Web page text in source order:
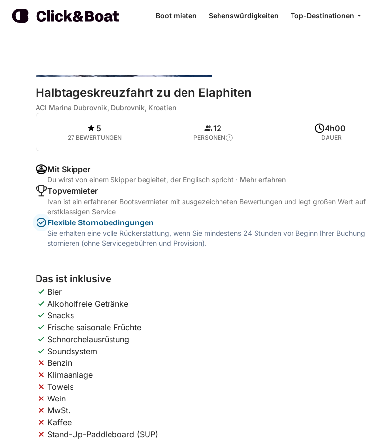
Boot mieten Sehenswürdigkeiten Top-Destinationen
Halbtageskreuzfahrt zu den Elaphiten
ACI Marina Dubrovnik, Dubrovnik, Kroatien
5
27 BEWERTUNGEN
12
PERSONEN
4h00
DAUER
Mit Skipper
Du wirst von einem Skipper begleitet, der Englisch spricht · Mehr erfahren
Topvermieter
Ivan ist ein erfahrener Bootsvermieter mit ausgezeichneten Bewertungen und legt großen Wert auf
erstklassigen Service
Flexible Stornobedingungen
Sie erhalten eine volle Rückerstattung, wenn Sie mindestens 24 Stunden vor Beginn Ihrer Buchung
stornieren (ohne Servicegebühren und Provision).
Das ist inklusive
Bier
Alkoholfreie Getränke
Snacks
Frische saisonale Früchte
Schnorchelausrüstung
Soundsystem
Benzin
Klimaanlage
Towels
Wein
MwSt.
Kaffee
Stand-Up-Paddleboard (SUP)